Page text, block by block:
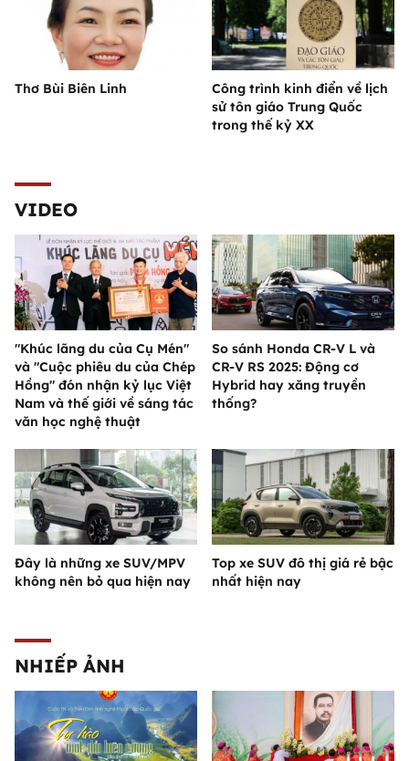
Thơ Bùi Biên Linh
Công trình kinh điển về lịch
sử tôn giáo Trung Quốc
trong thế kỷ XX
VIDEO
"Khúc lãng du của Cụ Mén"
và "Cuộc phiêu du của Chép
Hồng" đón nhận kỷ lục Việt
Nam và thế giới về sáng tác
văn học nghệ thuật
So sánh Honda CR-V L và
CR-V RS 2025: Động cơ
Hybrid hay xăng truyền
thống?
Đây là những xe SUV/MPV
không nên bỏ qua hiện nay
Top xe SUV đô thị giá rẻ bậc
nhất hiện nay
NHIẾP ẢNH